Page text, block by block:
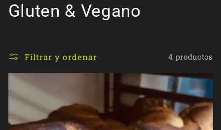
o
e
c
c
i
Gluten & Vegano
Filtrar y ordenar 4 productos